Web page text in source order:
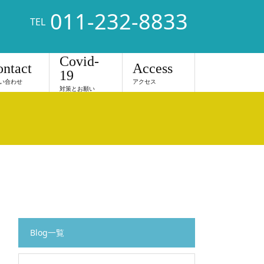
TEL 011-232-8833
合わせ
Covid-
19
対策とお願い
Access
アクセス
Blog一覧